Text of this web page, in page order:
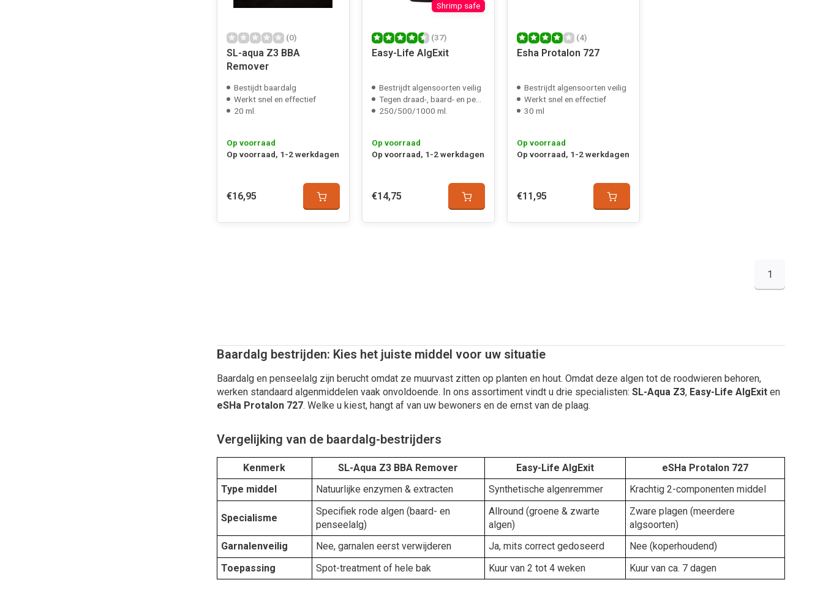
(0)
SL-aqua Z3 BBA
Remover
Bestijdt baardalg
Werkt snel en effectief
20 ml.
Op voorraad
Op voorraad, 1-2 werkdagen
€16,95
Shrimp safe
(37)
Easy-Life AlgExit
Bestrijdt algensoorten veilig
Tegen draad-, baard- en penseelalg
250/500/1000 ml.
Op voorraad
Op voorraad, 1-2 werkdagen
€14,75
(4)
Esha Protalon 727
Bestrijdt algensoorten veilig
Werkt snel en effectief
30 ml
Op voorraad
Op voorraad, 1-2 werkdagen
€11,95
1
Baardalg bestrijden: Kies het juiste middel voor uw situatie
Baardalg en penseelalg zijn berucht omdat ze muurvast zitten op planten en hout. Omdat deze algen tot de roodwieren behoren,
werken standaard algenmiddelen vaak onvoldoende. In ons assortiment vindt u drie specialisten: SL-Aqua Z3, Easy-Life AlgExiten
eSHa Protalon 727. Welke u kiest, hangt af van uw bewoners en de ernst van de plaag.
Vergelijking van de baardalg-bestrijders
Kenmerk SL-Aqua Z3 BBA Remover Easy-Life AlgExit
eSHa Protalon 727
Type middel
Natuurlijke enzymen & extracten Synthetische algenremmer Krachtig 2-componenten middel
Specialisme
Specifiek rode algen (baard- en
penseelalg)
Allround (groene & zwarte
algen)
Zware plagen (meerdere
algsoorten)
Garnalenveilig
Nee, garnalen eerst verwijderen Ja, mits correct gedoseerd
Nee (koperhoudend)
Toepassing
Spot-treatment of hele bak Kuur van 2 tot 4 weken Kuur van ca. 7 dagen